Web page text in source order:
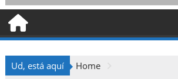
Ud, está aquí
Home